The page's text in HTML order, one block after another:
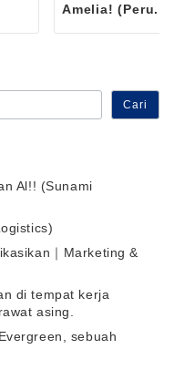
Amelia! (Peru...
Cari
Al!! (Sunami
｜Marketing &
di tempat kerja
asing.
sebuah